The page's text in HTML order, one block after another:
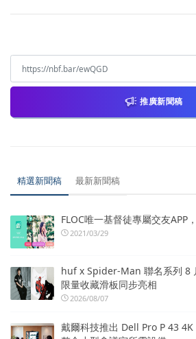
推廣新聞稿
精選新聞稿 最新新聞稿
FLOC唯一基督徒專屬交友APP
2021/03/29
huf x Spider-Man 聯名系列 8
限量收藏滑板同步亮相
2026/08/07
戴爾科技推出 Dell Pro P 43